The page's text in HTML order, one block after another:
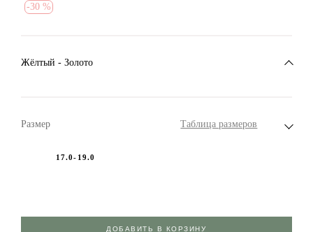
-30 %
Жёлтый - Золото
Размер Таблица размеров
17.0-19.0
ДОБАВИТЬ В КОРЗИНУ